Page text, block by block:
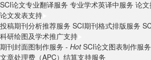
SCI论文专业翻译服务 专业学术英译中服务 论
论文发表支持
投稿期刊分析推荐服务 SCI期刊格式排版服务
科研绘图及学术推广支持
期刊封面图制作服务 - Hot SCI论文图表制作服务
文章处理费（APC）结算支持服务